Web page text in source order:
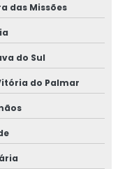
das Missões
do Sul
do Palmar